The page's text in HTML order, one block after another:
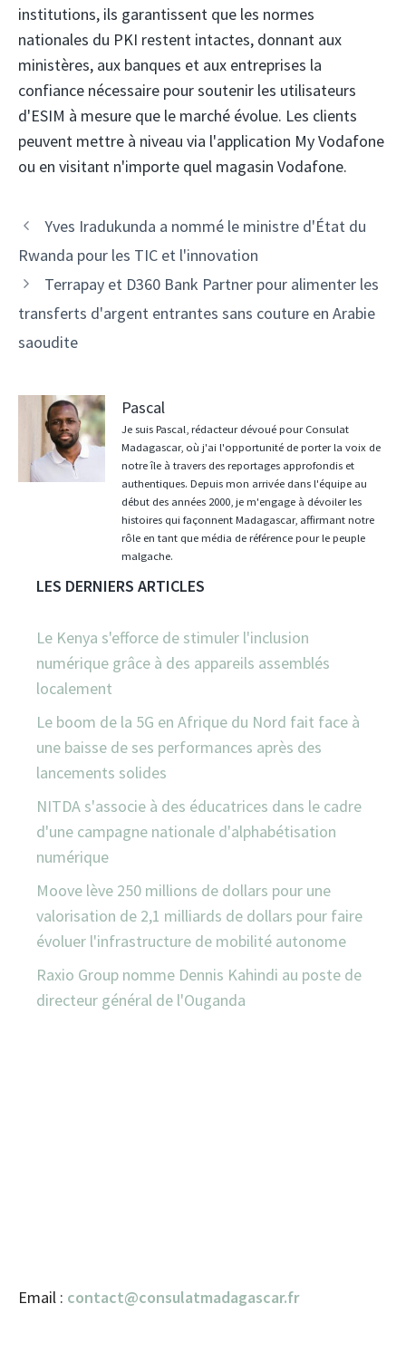
institutions, ils garantissent que les normes
nationales du PKI restent intactes, donnant aux
ministères, aux banques et aux entreprises la
confiance nécessaire pour soutenir les utilisateurs
d'ESIM à mesure que le marché évolue. Les clients
peuvent mettre à niveau via l'application My Vodafone
ou en visitant n'importe quel magasin Vodafone.
Navigation
des
Yves Iradukunda a nommé le ministre d'État du
Rwanda pour les TIC et l'innovation
Terrapay et D360 Bank Partner pour alimenter les
transferts d'argent entrantes sans couture en Arabie
saoudite
Pascal
Je suis Pascal, rédacteur dévoué pour Consulat
Madagascar, où j'ai l'opportunité de porter la voix de
notre île à travers des reportages approfondis et
authentiques. Depuis mon arrivée dans l'équipe au
début des années 2000, je m'engage à dévoiler les
histoires qui façonnent Madagascar, affirmant notre
rôle en tant que média de référence pour le peuple
malgache.
LES DERNIERS ARTICLES
Le Kenya s'efforce de stimuler l'inclusion
numérique grâce à des appareils assemblés
localement
Le boom de la 5G en Afrique du Nord fait face à
une baisse de ses performances après des
lancements solides
NITDA s'associe à des éducatrices dans le cadre
d'une campagne nationale d'alphabétisation
numérique
Moove lève 250 millions de dollars pour une
valorisation de 2,1 milliards de dollars pour faire
évoluer l'infrastructure de mobilité autonome
Raxio Group nomme Dennis Kahindi au poste de
directeur général de l'Ouganda
Email : contact@consulatmadagascar.fr